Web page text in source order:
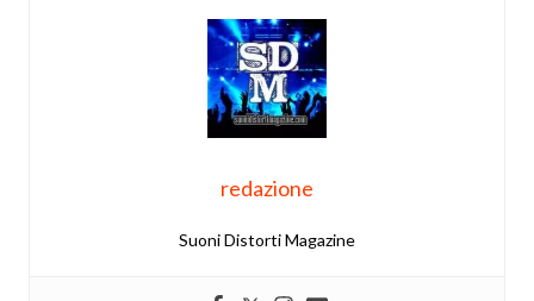
redazione
Suoni Distorti Magazine